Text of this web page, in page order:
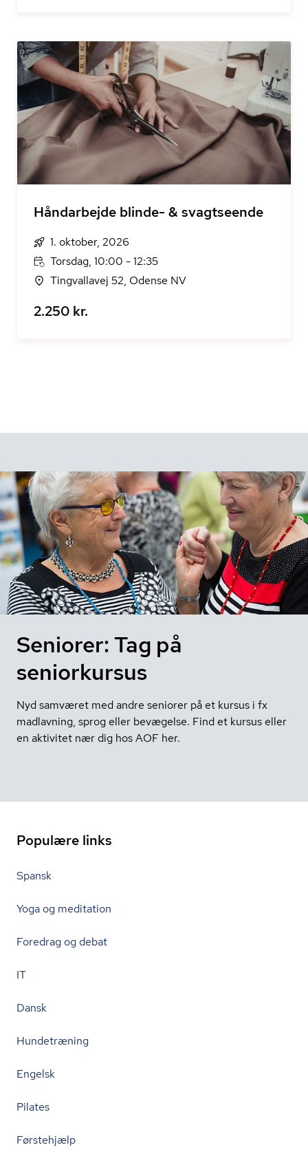
Håndarbejde blinde- & svagtseende
1. oktober, 2026
Torsdag, 10:00 - 12:35
Tingvallavej 52, Odense NV
2.250 kr.
Seniorer: Tag på
seniorkursus
Nyd samværet med andre seniorer på et kursus i fx
madlavning, sprog eller bevægelse. Find et kursus eller
en aktivitet nær dig hos AOF her.
Populære links
Spansk
Yoga og meditation
Foredrag og debat
IT
Dansk
Hundetræning
Engelsk
Pilates
Førstehjælp